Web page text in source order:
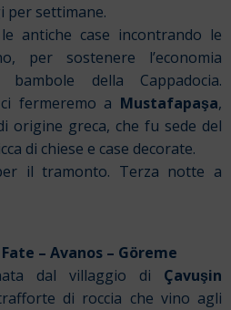
per settimane.
antiche case incontrando le
per sostenere l’economia
della Cappadocia.
fermeremo a Mustafapaşa,
origine greca, che fu sede del
di chiese e case decorate.
il tramonto. Terza notte a
– Avanos – Göreme
dal villaggio di Çavuşin
di roccia che vino agli